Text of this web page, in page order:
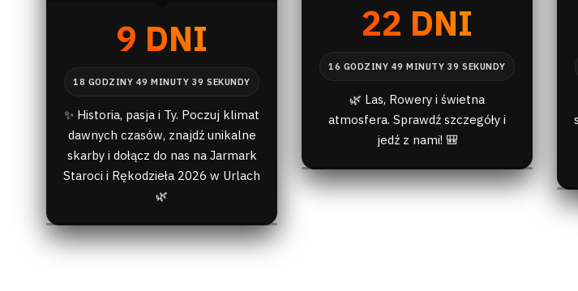
9 DNI
✨ Historia, pasja i Ty. Poczuj klimat
dawnych czasów, znajdź unikalne
skarby i dołącz do nas na Jarmark
Staroci i Rękodzieła 2026 w Urlach
🌿
22 DNI
🌿 Las, Rowery i świetna
atmosfera. Sprawdź szczegóły i
jedź z nami! 🎒